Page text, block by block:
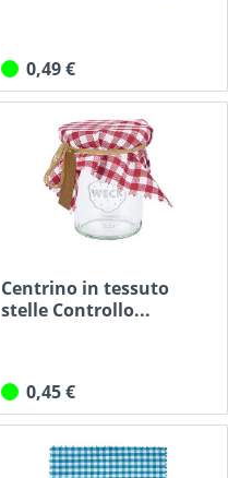
0,49 €
Centrino in tessuto
stelle Controllo...
0,45 €